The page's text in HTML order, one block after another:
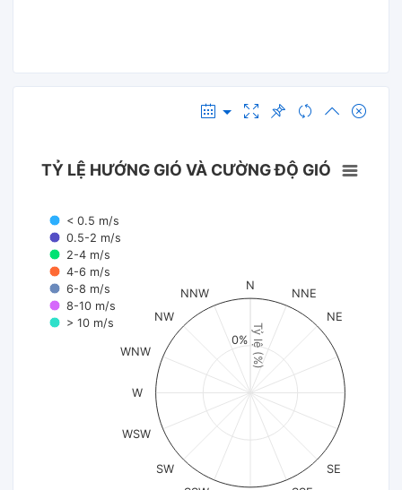
Tỷ lệ (%)
TỶ LỆ HƯỚNG GIÓ VÀ CƯỜNG ĐỘ GIÓ
< 0.5 m/s
0.5-2 m/s
2-4 m/s
4-6 m/s
6-8 m/s
8-10 m/s
> 10 m/s
N
NNE
NE
SE
SW
WSW
W
WNW
NW
NNW
0%